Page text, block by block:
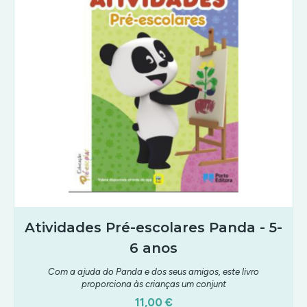
Atividades Pré-escolares Panda - 5-
6 anos
Com a ajuda do Panda e dos seus amigos, este livro
proporciona às crianças um conjunt
11,00 €